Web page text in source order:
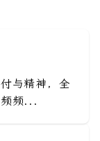
与精神，全
频...